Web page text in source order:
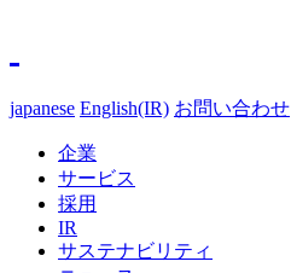
japanese English(IR) お問い合わせ
企業
サービス
採用
IR
サステナビリティ